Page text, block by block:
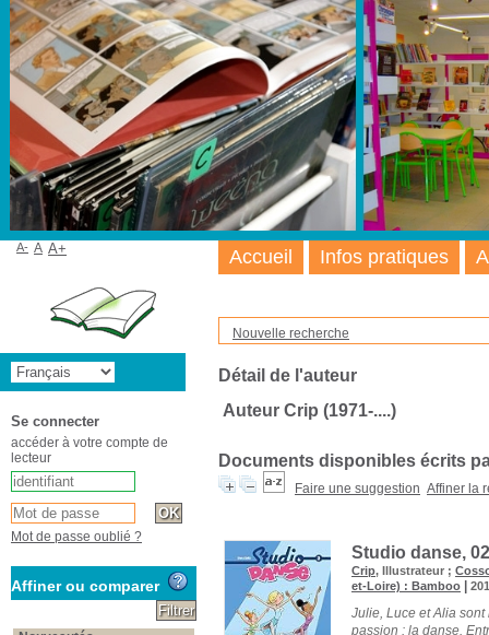
Nouvelle recherche
Détail de l'auteur
Auteur Crip (1971-....)
Documents disponibles écrits
Faire une suggestion Affiner la
Studio danse,
Crip, Illustrateur ;
et-Loire) : Bamboo |
Julie, Luce et Alia
passion : la danse.
Accueil Infos pratiques
A- A A+
Se connecter
accéder à votre compte de
lecteur
Mot de passe oublié ?
Affiner ou comparer